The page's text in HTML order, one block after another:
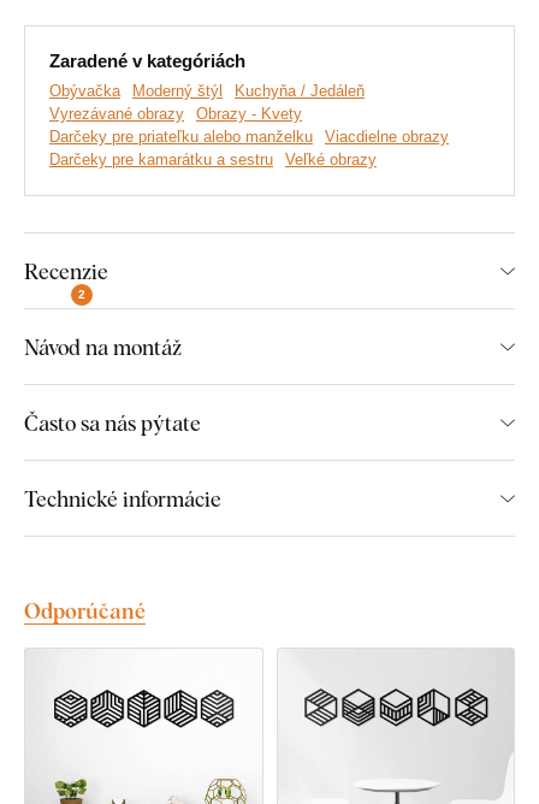
Hlavné výhody produktu:
Nadčasová dekorácia na stenu
Jedinečný štýl s prírodným motívom
Jednoduchá montáž na stenu
Drevený 3D výrobok
Poznámka:
Výrobok sa skladá z 4 ks samostatných hexagónov.
Ilustračné fotky na produkte slúžia len pre inšpiráciu.
Výrobok si môžete na stene rozmiestniť ľubovoľne.
Cena na produkte je za všetky 4 časti nálepky.
setmi hexagónov, ktoré sa nachádzajú v súvisiacich
produktoch. Je ich možné teda kombinovať
Zaradené v kategóriách
Obývačka Moderný štýl
Kuchyňa / Jedáleň
Vyrezávané obrazy
Obrazy - Kvety
Darčeky pre priateľku alebo manželku
Viacdielne obrazy
Darčeky pre kamarátku a sestru
Veľké obrazy
Recenzie
2
Návod na montáž
Často sa nás pýtate
Technické informácie
Odporúčané